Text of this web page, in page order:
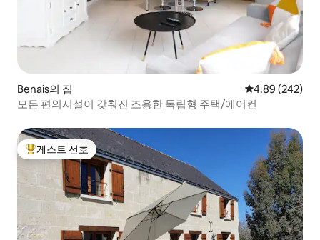
Benais의 집 평점 4.89점(5
4.89 (242)
모든 편의시설이 갖춰진 조용한 독립형 주택/에어컨
상위 게스트 선호
게스트 선호